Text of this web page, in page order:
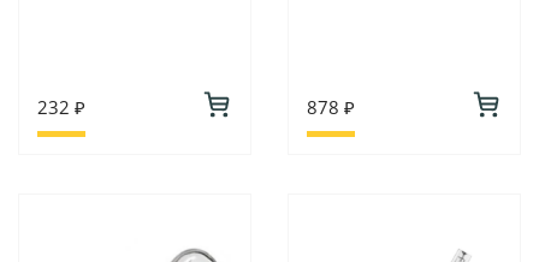
232 ₽ 878 ₽